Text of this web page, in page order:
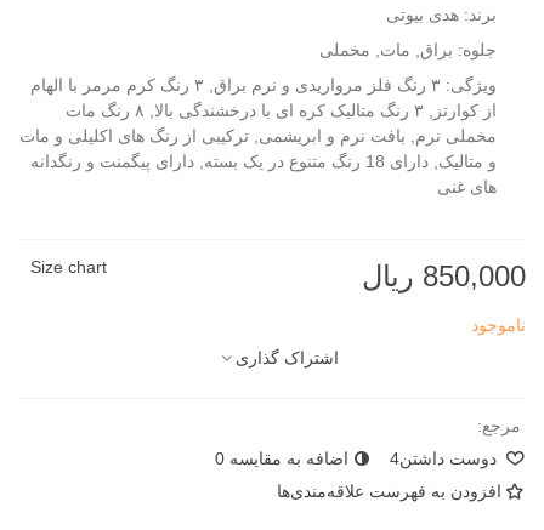
برند: هدی بیوتی
جلوه: براق, مات, مخملی
ویژگی: ۳ رنگ فلز مرواریدی و نرم براق, ۳ رنگ کرم مرمر با الهام
از کوارتز, ۳ رنگ متالیک کره ای با درخشندگی بالا, ۸ رنگ مات
مخملی نرم, بافت نرم و ابریشمی, ترکیبی از رنگ های اکلیلی و مات
و متالیک, دارای 18 رنگ متنوع در یک بسته, دارای پیگمنت و رنگدانه
های غنی
850,000 ریال Size chart
ناموجود
اشتراک گذاری
مرجع:
دوست داشتن4 اضافه به مقایسه 0
افزودن به فهرست علاقه‌مندی‌ها